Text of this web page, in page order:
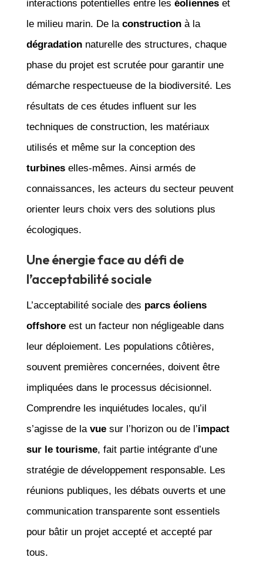
interactions potentielles entre les éolienneset
le milieu marin. De la constructionà la
dégradationnaturelle des structures, chaque
phase du projet est scrutée pour garantir une
démarche respectueuse de la biodiversité. Les
résultats de ces études influent sur les
techniques de construction, les matériaux
utilisés et même sur la conception des
turbineselles-mêmes. Ainsi armés de
connaissances, les acteurs du secteur peuvent
orienter leurs choix vers des solutions plus
écologiques.
Une énergie face au défi de
l’acceptabilité sociale
L’acceptabilité sociale des parcs éoliens
offshoreest un facteur non négligeable dans
leur déploiement. Les populations côtières,
souvent premières concernées, doivent être
impliquées dans le processus décisionnel.
Comprendre les inquiétudes locales, qu’il
s’agisse de la vuesur l’horizon ou de l’impact
sur le tourisme, fait partie intégrante d’une
stratégie de développement responsable. Les
réunions publiques, les débats ouverts et une
communication transparente sont essentiels
pour bâtir un projet accepté et accepté par
tous.